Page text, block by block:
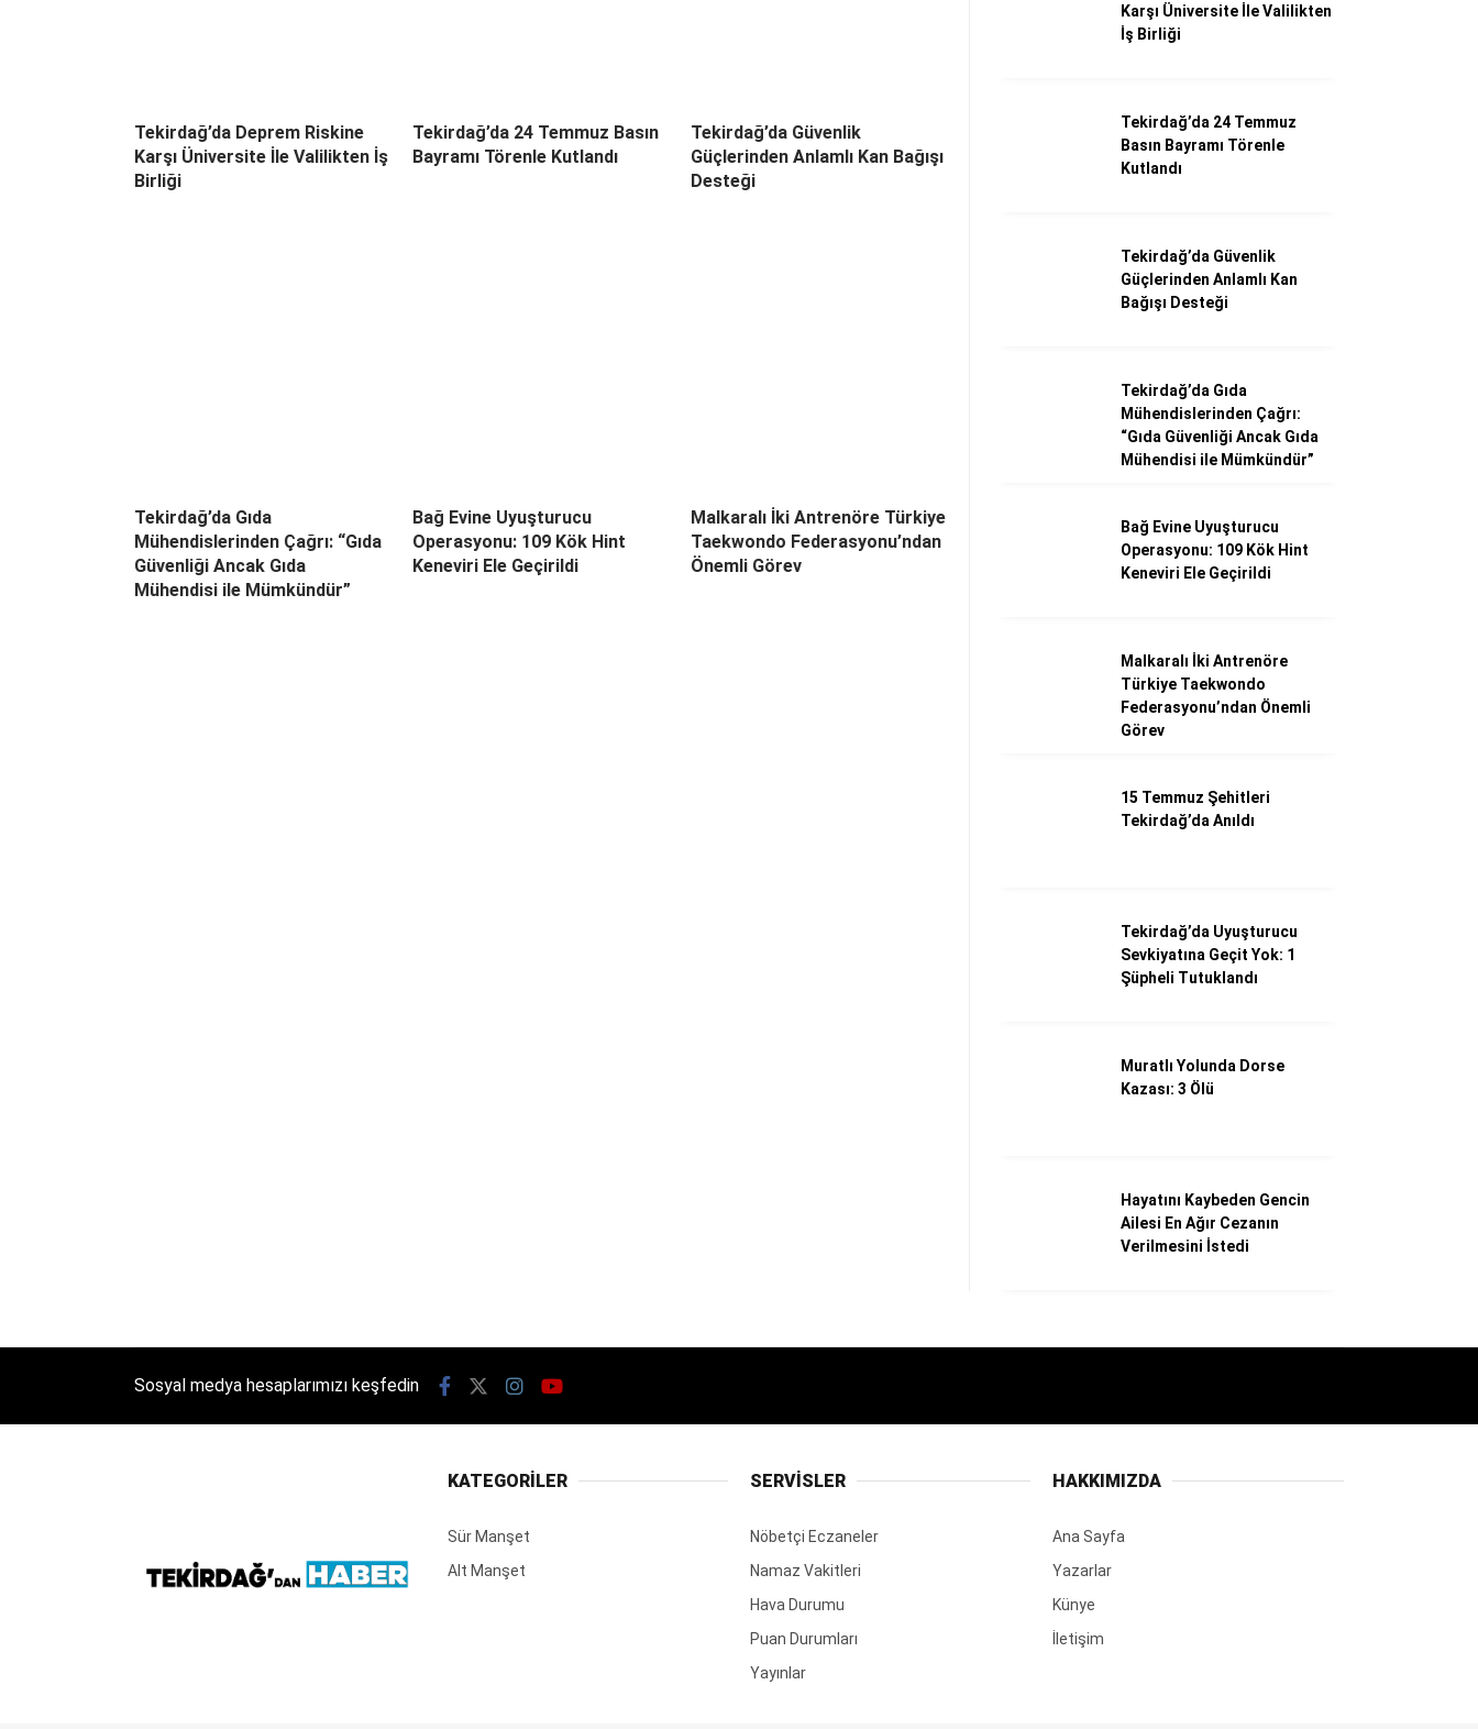
Tekirdağ’da Deprem Riskine
Karşı Üniversite İle Valilikten İş
Birliği
Tekirdağ’da 24 Temmuz Basın
Bayramı Törenle Kutlandı
Tekirdağ’da Güvenlik
Güçlerinden Anlamlı Kan Bağışı
Desteği
Tekirdağ’da Gıda
Mühendislerinden Çağrı: “Gıda
Güvenliği Ancak Gıda
Mühendisi ile Mümkündür”
Bağ Evine Uyuşturucu
Operasyonu: 109 Kök Hint
Keneviri Ele Geçirildi
Malkaralı İki Antrenöre Türkiye
Taekwondo Federasyonu’ndan
Önemli Görev
Karşı Üniversite İle Valilikten
İş Birliği
Tekirdağ’da 24 Temmuz
Basın Bayramı Törenle
Kutlandı
Tekirdağ’da Güvenlik
Güçlerinden Anlamlı Kan
Bağışı Desteği
Tekirdağ’da Gıda
Mühendislerinden Çağrı:
“Gıda Güvenliği Ancak Gıda
Mühendisi ile Mümkündür”
Bağ Evine Uyuşturucu
Operasyonu: 109 Kök Hint
Keneviri Ele Geçirildi
Malkaralı İki Antrenöre
Türkiye Taekwondo
Federasyonu’ndan Önemli
Görev
15 Temmuz Şehitleri
Tekirdağ’da Anıldı
Tekirdağ’da Uyuşturucu
Sevkiyatına Geçit Yok: 1
Şüpheli Tutuklandı
Muratlı Yolunda Dorse
Kazası: 3 Ölü
Hayatını Kaybeden Gencin
Ailesi En Ağır Cezanın
Verilmesini İstedi
Sosyal medya hesaplarımızı keşfedin
KATEGORİLER
Sür Manşet
Alt Manşet
SERVİSLER
Nöbetçi Eczaneler
Namaz Vakitleri
Hava Durumu
Puan Durumları
Yayınlar
HAKKIMIZDA
Ana Sayfa
Yazarlar
Künye
İletişim